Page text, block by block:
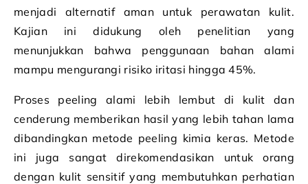
menjadi alternatif aman untuk perawatan kulit.
Kajian ini didukung oleh penelitian yang
menunjukkan bahwa penggunaan bahan alami
mampu mengurangi risiko iritasi hingga 45%.
Proses peeling alami lebih lembut di kulit dan
cenderung memberikan hasil yang lebih tahan lama
dibandingkan metode peeling kimia keras. Metode
ini juga sangat direkomendasikan untuk orang
dengan kulit sensitif yang membutuhkan perhatian